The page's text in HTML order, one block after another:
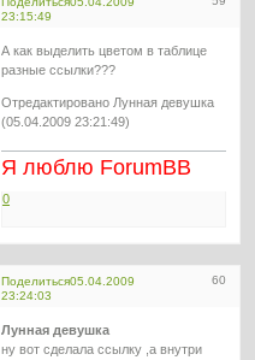
23:15:49
А как выделить цветом в таблице
разные ссылки???
Отредактировано Лунная девушка
(05.04.2009 23:21:49)
Я люблю ForumBB
0
Поделиться 60
05.04.2009
23:24:03
Лунная девушка
ну вот сделала ссылку ,а внутри